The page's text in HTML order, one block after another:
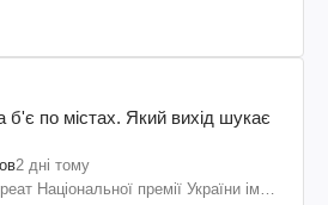
б'є по містах. Який вихід шукає
2 дні тому
Національної премії України ім.